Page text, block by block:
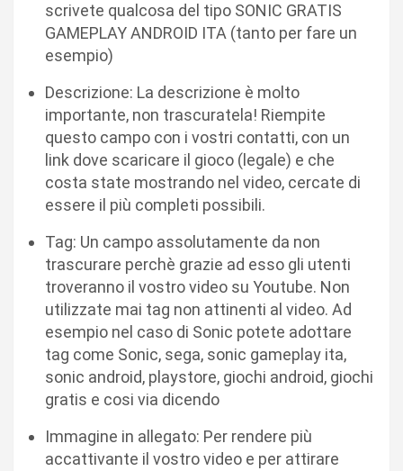
scrivete qualcosa del tipo SONIC GRATIS
GAMEPLAY ANDROID ITA (tanto per fare un
esempio)
Descrizione: La descrizione è molto
importante, non trascuratela! Riempite
questo campo con i vostri contatti, con un
link dove scaricare il gioco (legale) e che
costa state mostrando nel video, cercate di
essere il più completi possibili.
Tag: Un campo assolutamente da non
trascurare perchè grazie ad esso gli utenti
troveranno il vostro video su Youtube. Non
utilizzate mai tag non attinenti al video. Ad
esempio nel caso di Sonic potete adottare
tag come Sonic, sega, sonic gameplay ita,
sonic android, playstore, giochi android, giochi
gratis e cosi via dicendo
Immagine in allegato: Per rendere più
accattivante il vostro video e per attirare